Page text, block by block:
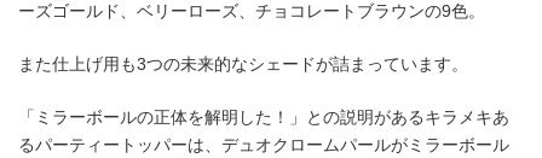
ーズゴールド、ベリーローズ、チョコレートブラウンの9色。
また仕上げ用も3つの未来的なシェードが詰まっています。
「ミラーボールの正体を解明した！」との説明があるキラメキあ
るパーティートッパーは、デュオクロームパールがミラーボール